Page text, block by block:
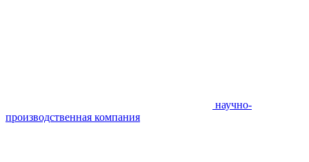
научно-
производственная компания